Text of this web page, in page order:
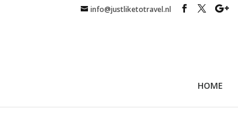
info@justliketotravel.nl
HOME